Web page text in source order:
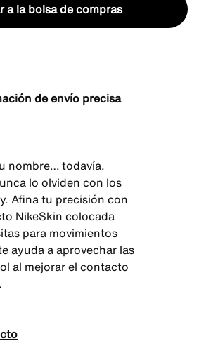
a la bolsa de compras
de envío precisa
nombre… todavía.
lo olviden con los
Afina tu precisión con
NikeSkin colocada
para movimientos
ayuda a aprovechar las
al mejorar el contacto